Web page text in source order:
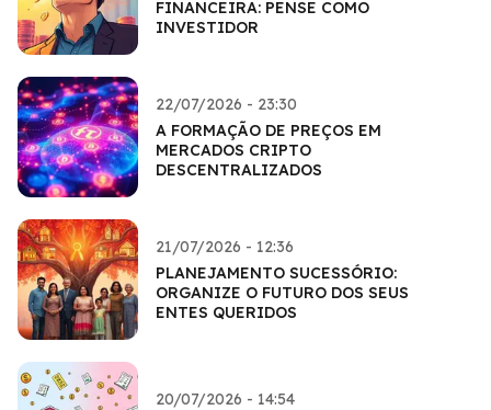
FINANCEIRA: PENSE COMO
INVESTIDOR
22/07/2026 - 23:30
A FORMAÇÃO DE PREÇOS EM
MERCADOS CRIPTO
DESCENTRALIZADOS
21/07/2026 - 12:36
PLANEJAMENTO SUCESSÓRIO:
ORGANIZE O FUTURO DOS SEUS
ENTES QUERIDOS
20/07/2026 - 14:54